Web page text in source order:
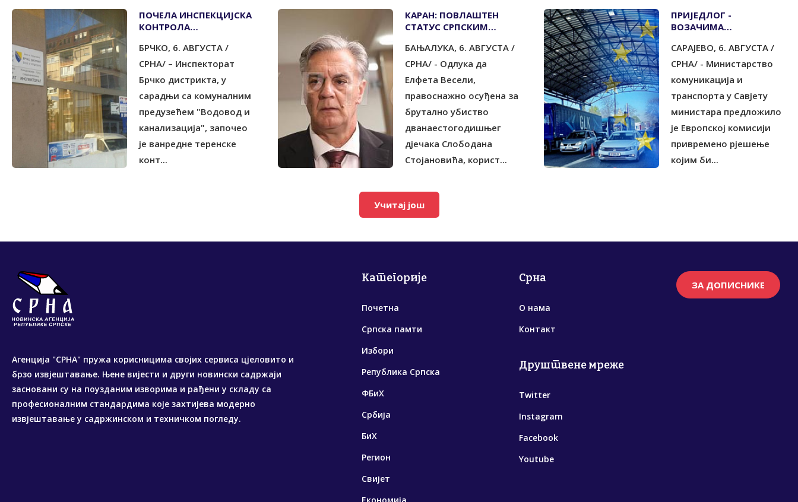
ПОЧЕЛА ИНСПЕКЦИЈСКА
КОНTРОЛА
ПОTРОШЊЕ ВОДЕ
БРЧКО, 6. АВГУСTА /
СРНА/ – Инспекторат
Брчко дистрикта, у
сарадњи са комуналним
предузећем "Водовод и
канализација", започео
је ванредне теренске
конт...
КАРАН: ПОВЛАШТЕН
СТАТУС СРПСКИМ
И УВРЕДА ЗА СВАКОГ
СРБИНА
БАЊАЛУКА, 6. АВГУСТА /
СРНА/ - Одлука да
Елфета Весели,
правоснажно осуђена за
брутално убиство
дванаестогодишњег
дјечака Слободана
Стојановића, корист...
ПРИЈЕДЛОГ -
ВОЗАЧИМА
ПОЧЕТАК ОБРАЧУНА
БОРАВКА У ЕУ
САРАЈЕВО, 6. АВГУСTА /
СРНА/ - Министарство
комуникација и
транспорта у Савјету
министара предложило
је Европској комисији
привремено рјешење
којим би...
Учитај још
Агенција "СРНА" пружа корисницима својих сервиса цјеловито и
брзо извјештавање. Њене вијести и други новински садржаји
засновани су на поузданим изворима и рађени у складу са
професионалним стандардима које захтијева модерно
извјештавање у садржинском и техничком погледу.
Категорије
Почетна
Српска памти
Избори
Република Српска
ФБиХ
Србија
БиХ
Регион
Свијет
Срна
О нама
Контакт
Друштвене мреже
Twitter
Instagram
Facebook
Youtube
ЗА ДОПИСНИКЕ